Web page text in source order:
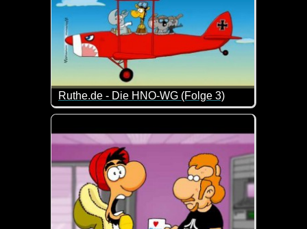
Ruthe.de - Die HNO-WG (Folge 3)
Auf der Suche nach einer neuen WG-Wohnung